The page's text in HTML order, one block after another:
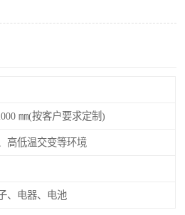
㎜(按客户要求定制)
高低温交变等环境
、电器、电池